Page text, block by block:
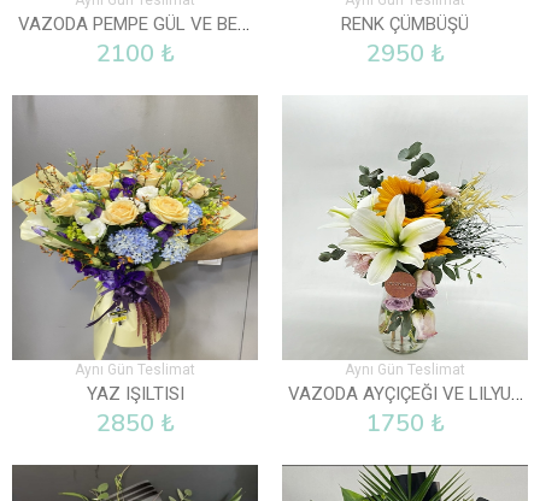
VAZODA PEMPE GÜL VE BEYAZ GÜLLER
2100 ₺
RENK ÇÜMBÜŞÜ
2950 ₺
Aynı Gün Teslimat
YAZ IŞILTISI
2850 ₺
Aynı Gün Teslimat
VAZODA AYÇIÇEĞI VE LILYUM
1750 ₺